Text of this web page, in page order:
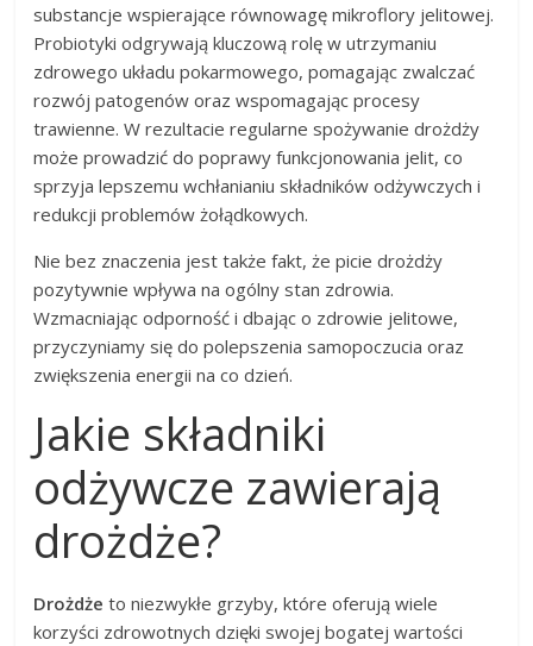
substancje wspierające równowagę mikroflory jelitowej.
Probiotyki odgrywają kluczową rolę w utrzymaniu
zdrowego układu pokarmowego, pomagając zwalczać
rozwój patogenów oraz wspomagając procesy
trawienne. W rezultacie regularne spożywanie drożdży
może prowadzić do poprawy funkcjonowania jelit, co
sprzyja lepszemu wchłanianiu składników odżywczych i
redukcji problemów żołądkowych.
Nie bez znaczenia jest także fakt, że picie drożdży
pozytywnie wpływa na ogólny stan zdrowia.
Wzmacniając odporność i dbając o zdrowie jelitowe,
przyczyniamy się do polepszenia samopoczucia oraz
zwiększenia energii na co dzień.
Jakie składniki
odżywcze zawierają
drożdże?
Drożdże to niezwykłe grzyby, które oferują wiele
korzyści zdrowotnych dzięki swojej bogatej wartości